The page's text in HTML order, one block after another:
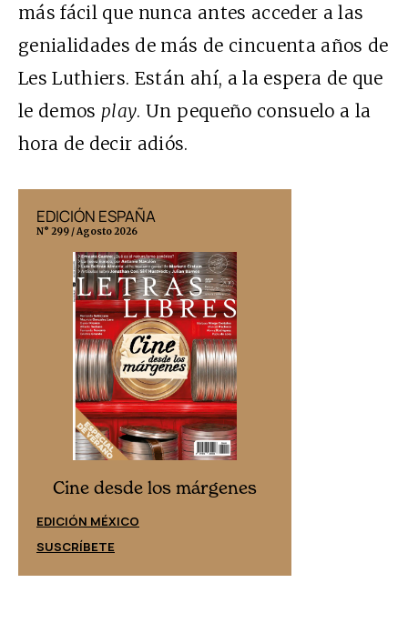
más fácil que nunca antes acceder a las
genialidades de más de cincuenta años de
Les Luthiers. Están ahí, a la espera de que
le demos play. Un pequeño consuelo a la
hora de decir adiós.
EDICIÓN ESPAÑA
N° 299 / Agosto 2026
Cine desde los márgenes
EDICIÓN MÉXICO
SUSCRÍBETE